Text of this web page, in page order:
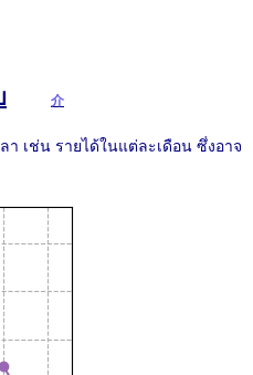
介
เช่น รายได้ในแต่ละเดือน ซึ่งอาจ